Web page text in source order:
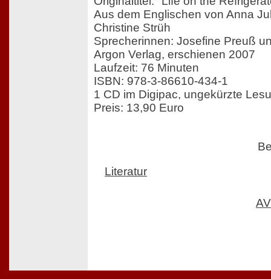
Aus dem Englischen von Anna
Christine Strüh
Sprecherinnen: Josefine Preuß
Argon Verlag, erschienen 2007
Laufzeit: 76 Minuten
ISBN: 978-3-86610-434-1
1 CD im Digipac, ungekürzte
Preis: 13,90 Euro
Literatur